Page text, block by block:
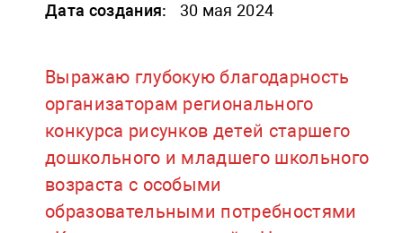
Дата создания:
30 мая 2024
Выражаю глубокую благодарность
организаторам регионального
конкурса рисунков детей старшего
дошкольного и младшего школьного
возраста с особыми
образовательными потребностями